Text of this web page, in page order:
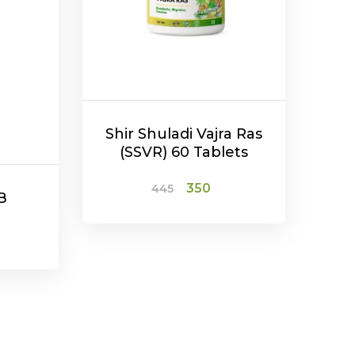
Shir Shuladi Vajra Ras
(SSVR) 60 Tablets
445
Original
350